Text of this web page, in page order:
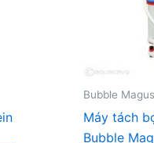
Bubble Magus
Máy tách
Bubble